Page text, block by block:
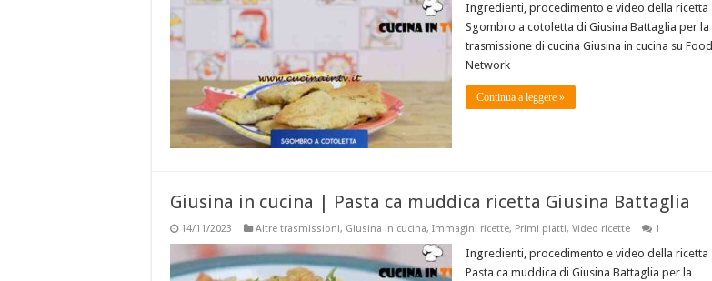
Ingredienti, procedimento e video della ricetta
Sgombro a cotoletta di Giusina Battaglia per la
trasmissione di cucina Giusina in cucina su Food
Network
Continua a leggere »
Giusina in cucina | Pasta ca muddica ricetta Giusina Battaglia
14/11/2023 Altre trasmissioni, Giusina in cucina, Immagini ricette, Primi piatti, Video ricette 1
Ingredienti, procedimento e video della ricetta
Pasta ca muddica di Giusina Battaglia per la